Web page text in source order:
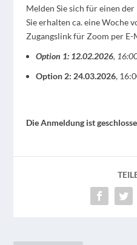
Melden Sie sich für einen der
Sie erhalten ca. eine Woche
Zugangslink für Zoom per E-
Option 1: 12.02.2026,
Option 2: 24.03.2026,
Die Anmeldung ist